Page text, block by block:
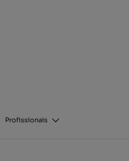
Profissionais